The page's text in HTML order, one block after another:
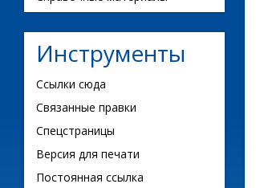
Инструменты
Ссылки сюда
Связанные правки
Спецстраницы
Версия для печати
Постоянная ссылка